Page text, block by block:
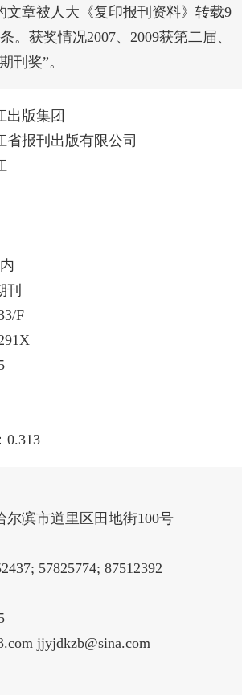
文章被人大《复印报刊资料》转载9
。获奖情况2007、2009获第二届、
刊奖”。
出版集团
省报刊出版有限公司
刊
F
0.313
尔滨市道里区田地街100号
57825774; 87512392
jjyjdkzb@sina.com